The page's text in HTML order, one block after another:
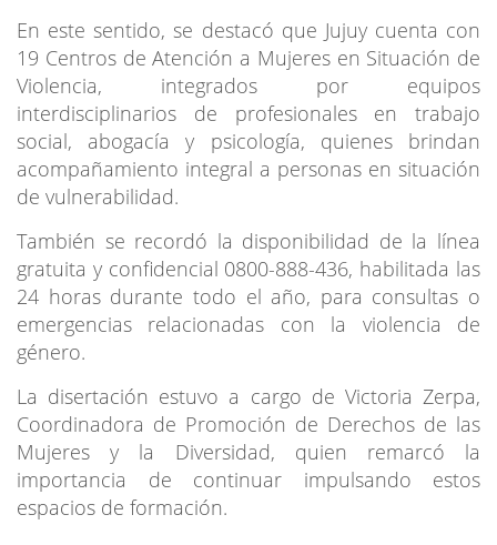
En este sentido, se destacó que Jujuy cuenta con
19 Centros de Atención a Mujeres en Situación de
Violencia, integrados por equipos
interdisciplinarios de profesionales en trabajo
social, abogacía y psicología, quienes brindan
acompañamiento integral a personas en situación
de vulnerabilidad.
También se recordó la disponibilidad de la línea
gratuita y confidencial 0800-888-436, habilitada las
24 horas durante todo el año, para consultas o
emergencias relacionadas con la violencia de
género.
La disertación estuvo a cargo de Victoria Zerpa,
Coordinadora de Promoción de Derechos de las
Mujeres y la Diversidad, quien remarcó la
importancia de continuar impulsando estos
espacios de formación.